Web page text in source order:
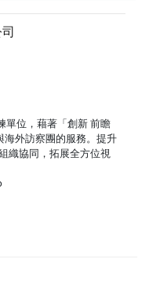
單位，藉著「創新 前瞻
外訪察團的服務。提升
織協同，拓展全方位視